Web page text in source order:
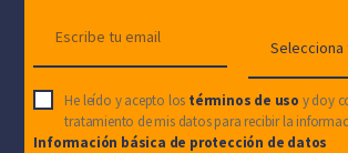
He leído y acepto los términos de uso y doy
tratamiento de mis datos para recibir la
Información básica de protección de datos